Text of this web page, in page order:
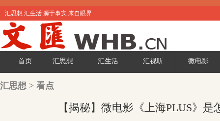
汇思想 汇生活 源于事实 来自眼界
首页 汇思想 汇生活 汇视听 微电影
汇思想 > 看点
【揭秘】微电影《上海PLUS》是